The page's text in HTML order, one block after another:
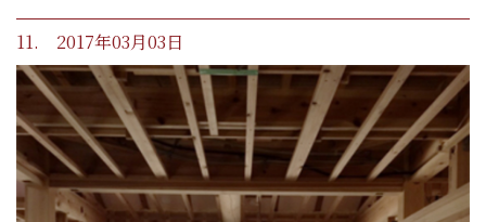
11. 2017年03月03日